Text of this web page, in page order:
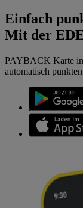
Einfach
Mit der
PAYBACK Karte
automatisch